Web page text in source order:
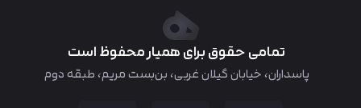
تمامی حقوق برای همیار محفوظ است
پاسداران، خیابان گیلان غربی، بن‌بست مریم، طبقه دوم